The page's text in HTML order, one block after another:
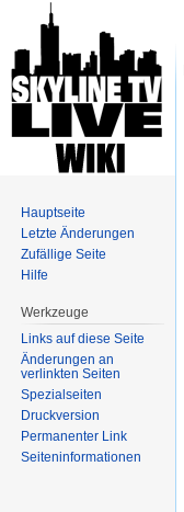
Hauptseite
Letzte Änderungen
Zufällige Seite
Hilfe
Werkzeuge
Links auf diese Seite
Änderungen an
verlinkten Seiten
Spezialseiten
Druckversion
Permanenter Link
Seiten­informationen